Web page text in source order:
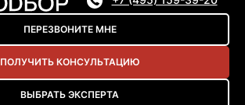
ПЕРЕЗВОНИТЕ МНЕ
ПОЛУЧИТЬ КОНСУЛЬТАЦИЮ
ВЫБРАТЬ ЭКСПЕРТА